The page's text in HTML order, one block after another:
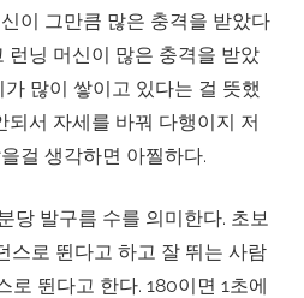
이 그만큼 많은 충격을 받았다
런닝 머신이 많은 충격을 받았
많이 쌓이고 있다는 걸 뜻했
되서 자세를 바꿔 다행이지 저
걸 생각하면 아찔하다.
당 발구름 수를 의미한다. 초보
스로 뛴다고 하고 잘 뛰는 사람
로 뛴다고 한다. 180이면 1초에